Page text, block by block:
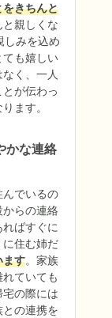
きちんと
親しくな
しみを込め
も嬉しい
く、一人
が伝わっ
ます。
かな連絡
でいるの
らの連絡
ばすぐに
住む姉だ
ます。家族
ていても
の際には
の連携を